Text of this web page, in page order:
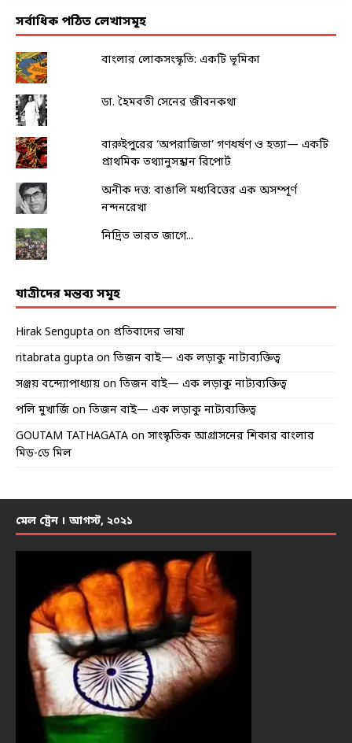
সর্বাধিক পঠিত লেখাসমূহ
বাংলার লোকসংস্কৃতি: একটি ভূমিকা
ডা. হৈমবতী সেনের জীবনকথা
বারুইপুরের ‘অপরাজিতা’ গণধর্ষণ ও হত্যা— একটি
প্রাথমিক তথ্যানুসন্ধান রিপোর্ট
অনীক দত্ত: বাঙালি মধ্যবিত্তের এক অসম্পূর্ণ
নন্দনরেখা
নিদ্রিত ভারত জাগে...
যাত্রীদের মন্তব্য সমূহ
Hirak Sengupta on প্রতিবাদের ভাষা
ritabrata gupta on তিজন বাই— এক লড়াকু নাট্যব্যক্তিত্ব
সঞ্জয় বন্দ্যোপাধ্যায় on তিজন বাই— এক লড়াকু নাট্যব্যক্তিত্ব
পলি মুখার্জি on তিজন বাই— এক লড়াকু নাট্যব্যক্তিত্ব
GOUTAM TATHAGATA on সাংস্কৃতিক আগ্রাসনের শিকার বাংলার
মিড-ডে মিল
মেল ট্রেন । আগস্ট, ২০২১